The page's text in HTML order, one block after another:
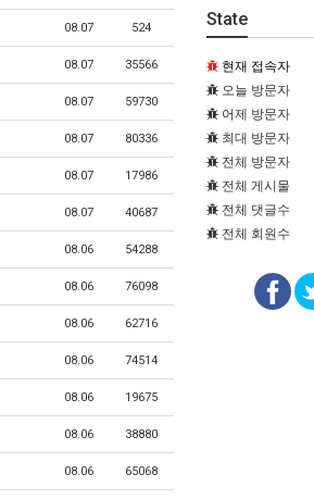
08.07 524
08.07 35566
08.07 59730
08.07 80336
08.07 17986
08.07 40687
08.06 54288
08.06 76098
08.06 62716
08.06 74514
08.06 19675
08.06 38880
08.06 65068
State
현재 접속자
오늘 방문자
어제 방문자
최대 방문자
전체 방문자
전체 게시물
전체 댓글수
전체 회원수